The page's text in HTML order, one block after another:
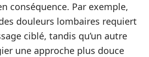
conséquence. Par exemple,
douleurs lombaires requiert
ciblé, tandis qu’un autre
une approche plus douce